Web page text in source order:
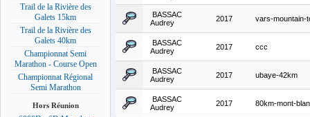
Trail de la Rivière des
Galets 15km
Trail de la Rivière des
Galets 40km
Championnat Semi
Marathon - Course Open
Championnat Régional
Semi Marathon
Hors Réunion
BASSAC
Audrey
2017 vars-mountain-
BASSAC
Audrey
2017 ccc
BASSAC
Audrey
2017 ubaye-42km
BASSAC
Audrey
2017 80km-mont-